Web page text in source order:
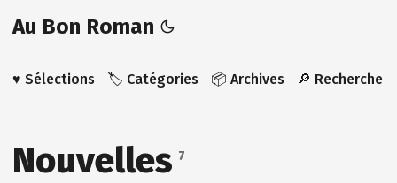
Au Bon Roman
♥️ Sélections 🏷️ Catégories 📦 Archives 🔎 Recherche
Nouvelles 7